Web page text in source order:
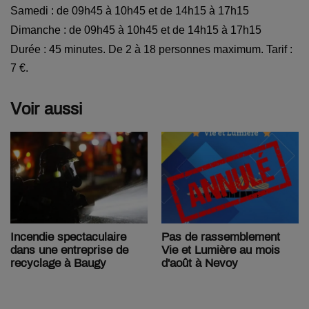
Samedi : de 09h45 à 10h45 et de 14h15 à 17h15
Dimanche : de 09h45 à 10h45 et de 14h15 à 17h15
Durée : 45 minutes. De 2 à 18 personnes maximum. Tarif :
7 €.
Voir aussi
Incendie spectaculaire
dans une entreprise de
recyclage à Baugy
Pas de rassemblement
Vie et Lumière au mois
d'août à Nevoy